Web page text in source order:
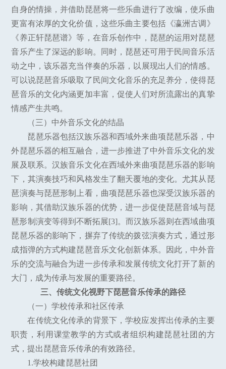
自身的情操，并借助琵琶将一些乐曲进行了改编，使乐曲
更富有浓厚的文化价值，这些乐曲主要包括《瀛洲古调》
《养正轩琵琶谱》等，在音乐创作中，琵琶的运用对琵琶
音乐产生了深远的影响。同时，琵琶还可用于民间音乐活
动之中，该乐器充当伴奏的乐器，以展现出人们的情感。
可以说琵琶音乐吸取了民间文化音乐的充足养分，使得琵
琶音乐的文化内涵更加丰富，促使人们对所流露出的真挚
情感产生共鸣。
（三）中外音乐文化的结晶
琵琶乐器包括汉族乐器和西域外来曲项琵琶乐器，中
外琵琶乐器的相互融合，进一步推进了中外音乐文化的发
展及联系。汉族音乐文化在西域外来曲项琵琶乐器的影响
下，其演奏技巧和风格发生了翻天覆地的变化。尤其从琵
琶演奏与琵琶形制上看，曲项琵琶乐器也深受汉族乐器的
影响，其借助汉族乐器的优势，进一步促使琵琶音域与琵
琶形制演变等得到不断拓展[3]。而汉族乐器则在西域曲项
琵琶乐器的影响下，摒弃了传统的拨弦演奏方式，通过形
成指弹的方式构建琵琶音乐文化创新体系。因此，中外音
乐的交流与融合为进一步传承和发展传统文化打开了新的
大门，成为传承与发展的重要路径。
三、传统文化视野下琵琶音乐传承的路径
（一）学校传承和社区传承
在传统文化传承的背景下，学校应发挥出传承的主要
职责，利用课堂教学的方式或者组织构建琵琶社团的方
式，提出琵琶音乐传承的有效路径。
1.学校构建琵琶社团